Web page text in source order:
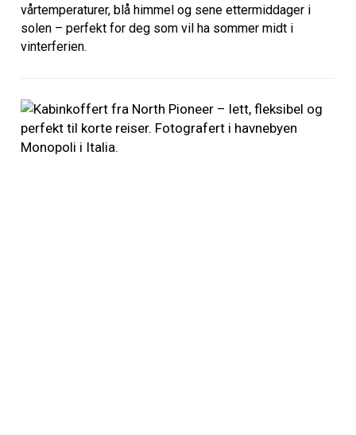
vårtemperaturer, blå himmel og sene ettermiddager i
solen – perfekt for deg som vil ha sommer midt i
vinterferien.